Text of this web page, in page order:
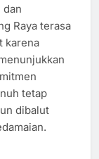
dan
Raya terasa
karena
tetap
dibalut